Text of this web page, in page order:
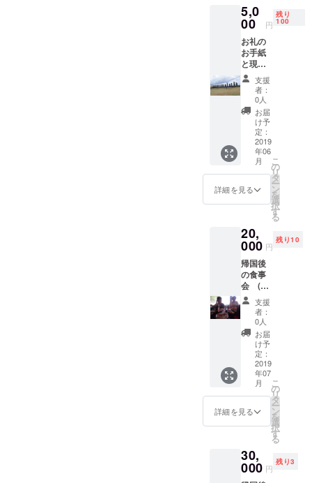
もらい
ます。
真は素
人撮影
ですの
で出来
上がり
はご了
承下さ
い。 ※
撮影し
た写真
はラン
ダムで
お届け
になり
ます。
5,0
00 円
残り
100
お礼の
お手紙
と現地
撮影写
真5枚
現地で
撮影し
た写真
とお礼
のメッ
セージ
をお届
けさせ
てもら
いま
す。 写
人撮影
ですの
で出来
上がり
はご了
承下さ
い。 ※
撮影し
た写真
はラン
ダムで
お届け
になり
ます。
支援
者：
0人
お届
け予
定：
2019
年06
月
詳細を見る
こ
の
リ
タ
ー
ン
を
選
択
す
る
20,
000 円
残り10
帰国後
の食事
会 (東
海) プロ
ジェク
ト終了
後、日
本に帰
国して
からご
飯をし
ながら
活動報
告をさ
せても
らいま
程 7-
8-9月頃
場所
支援
者：
0人
お届
け予
定：
2019
年07
月
詳細を見る
こ
の
リ
タ
ー
ン
を
選
択
す
る
30,
000 円
残り3